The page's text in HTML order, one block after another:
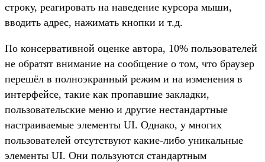
строку, реагировать на наведение курсора мыши,
вводить адрес, нажимать кнопки и т.д.
По консервативной оценке автора, 10% пользователей
не обратят внимание на сообщение о том, что браузер
перешёл в полноэкранный режим и на изменения в
интерфейсе, такие как пропавшие закладки,
пользовательские меню и другие нестандартные
настраиваемые элементы UI. Однако, у многих
пользователей отсутствуют какие-либо уникальные
элементы UI. Они пользуются стандартным